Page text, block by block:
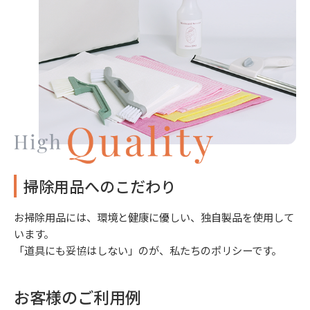
掃除用品へのこだわり
お掃除用品には、環境と健康に優しい、独自製品を使用して
います。
「道具にも妥協はしない」のが、私たちのポリシーです。
お客様のご利用例